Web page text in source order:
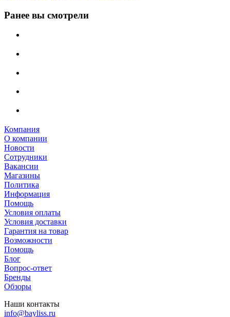
Ранее вы смотрели
Компания
О компании
Новости
Сотрудники
Вакансии
Магазины
Политика
Информация
Помощь
Условия оплаты
Условия доставки
Гарантия на товар
Возможности
Помощь
Блог
Вопрос-ответ
Бренды
Обзоры
Наши контакты
info@bayliss.ru